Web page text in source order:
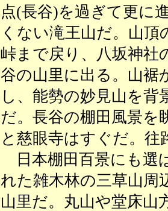
点(長谷)を過ぎて更に
くない滝王山だ。山
峠まで戻り、八坂神社
谷の山里に出る。山裾
し、能勢の妙見山を
だ。長谷の棚田風景を
と慈眼寺はすぐだ。往
日本棚田百景にも選
れた雑木林の三草山周
山里だ。丸山や堂床山